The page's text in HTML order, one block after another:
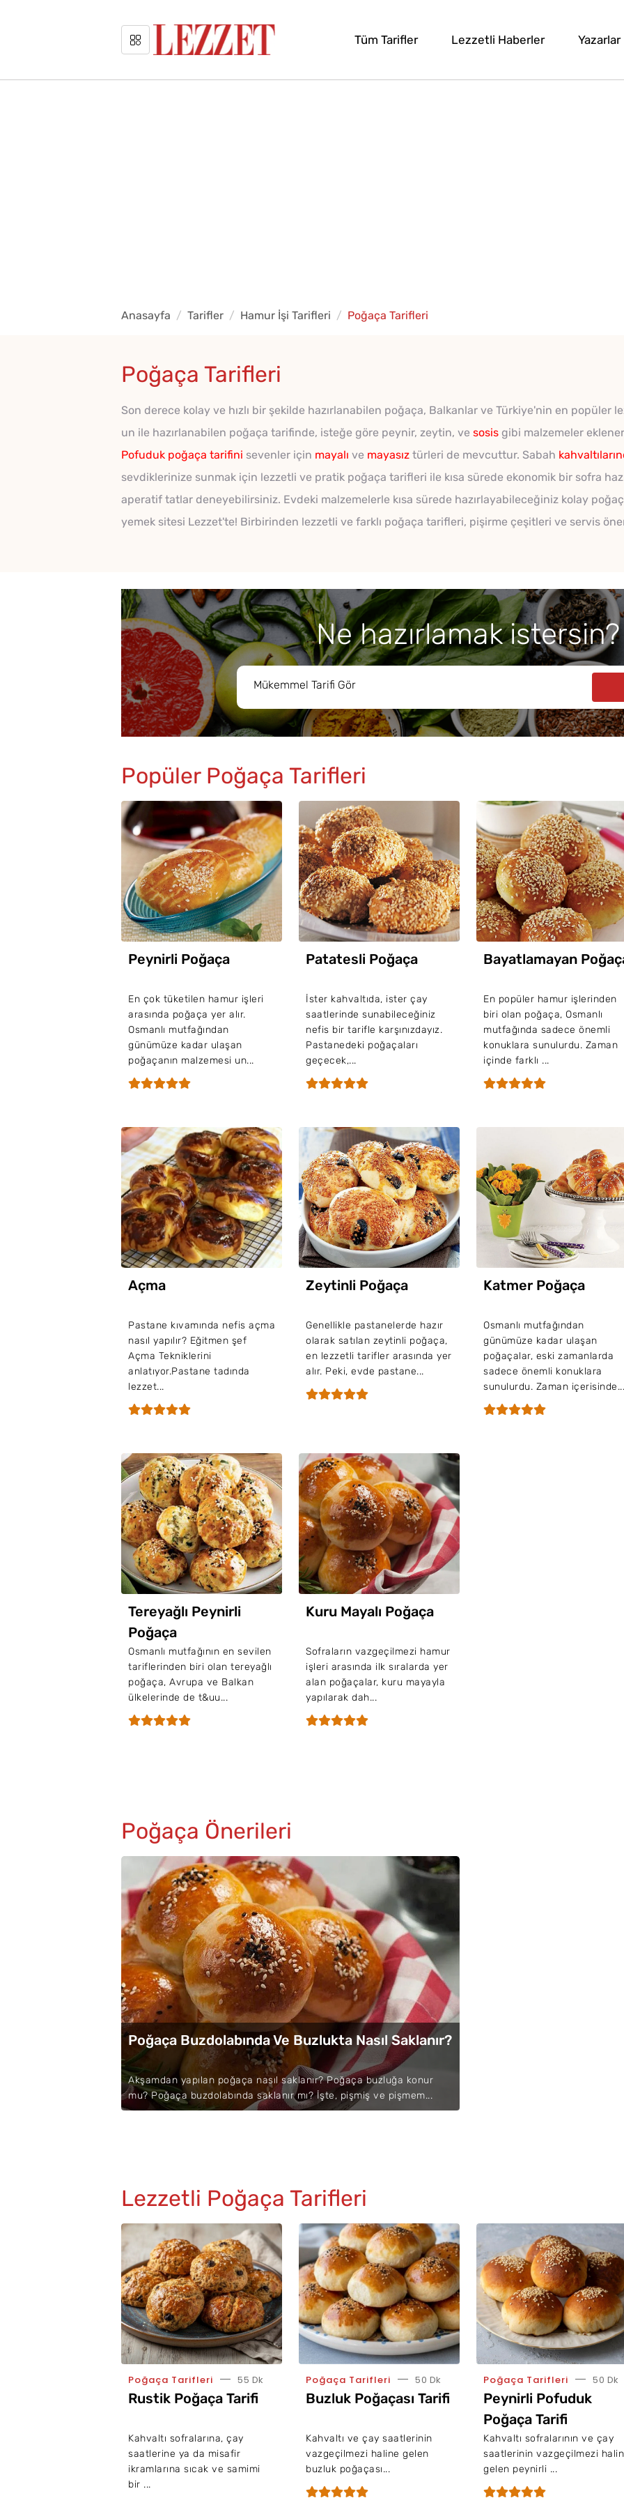
Tüm Tarifler Lezzetli Haberler Yazarlar
Anasayfa Tarifler Hamur İşi Tarifleri Poğaça Tarifleri
Poğaça Tarifleri
Son derece kolay ve hızlı bir şekilde hazırlanabilen poğaça, Balkanlar ve Türkiye'nin en popüler
un ile hazırlanabilen poğaça tarifinde, isteğe göre peynir, zeytin, ve sosis gibi malzemeler
Pofuduk poğaça tarifini sevenler için mayalı ve mayasız türleri de mevcuttur. Sabah
sevdiklerinize sunmak için lezzetli ve pratik poğaça tarifleri ile kısa sürede ekonomik bir sofra
aperatif tatlar deneyebilirsiniz. Evdeki malzemelerle kısa sürede hazırlayabileceğiniz kolay
yemek sitesi Lezzet'te! Birbirinden lezzetli ve farklı poğaça tarifleri, pişirme çeşitleri ve servis
Ne hazırlamak istersin?
Popüler Poğaça Tarifleri
Peynirli Poğaça
En çok tüketilen hamur işleri
arasında poğaça yer alır.
Osmanlı mutfağından
günümüze kadar ulaşan
poğaçanın malzemesi un...
Patatesli Poğaça
İster kahvaltıda, ister çay
saatlerinde sunabileceğiniz
nefis bir tarifle karşınızdayız.
Pastanedeki poğaçaları
geçecek,...
Bayatlamayan
En popüler hamur işlerinden
biri olan poğaça, Osmanlı
mutfağında sadece önemli
konuklara sunulurdu. Zaman
içinde farklı ...
Açma
Pastane kıvamında nefis açma
nasıl yapılır? Eğitmen şef
Açma Tekniklerini
anlatıyor.Pastane tadında
lezzet...
Zeytinli Poğaça
Genellikle pastanelerde hazır
olarak satılan zeytinli poğaça,
en lezzetli tarifler arasında yer
alır. Peki, evde pastane...
Katmer Poğaça
Osmanlı mutfağından
günümüze kadar ulaşan
poğaçalar, eski zamanlarda
sadece önemli konuklara
sunulurdu. Zaman içerisinde...
Tereyağlı Peynirli
Poğaça
Osmanlı mutfağının en sevilen
tariflerinden biri olan tereyağlı
poğaça, Avrupa ve Balkan
ülkelerinde de t&uu...
Kuru Mayalı Poğaça
Sofraların vazgeçilmezi hamur
işleri arasında ilk sıralarda yer
alan poğaçalar, kuru mayayla
yapılarak dah...
Poğaça Önerileri
Poğaça Buzdolabında Ve Buzlukta Nasıl Saklanır?
Akşamdan yapılan poğaça nasıl saklanır? Poğaça buzluğa konur
mu? Poğaça buzdolabında saklanır mı? İşte, pişmiş ve pişmem...
Lezzetli Poğaça Tarifleri
Poğaça Tarifleri 55 Dk
Rustik Poğaça Tarifi
Kahvaltı sofralarına, çay
saatlerine ya da misafir
ikramlarına sıcak ve samimi
bir ...
Poğaça Tarifleri 50 Dk
Buzluk Poğaçası Tarifi
Kahvaltı ve çay saatlerinin
vazgeçilmezi haline gelen
buzluk poğaçası...
Poğaça Tarifleri 50 Dk
Peynirli Pofuduk
Poğaça Tarifi
Kahvaltı sofralarının ve çay
saatlerinin vazgeçilmezi
gelen peynirli ...